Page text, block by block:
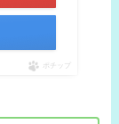
ポチップ